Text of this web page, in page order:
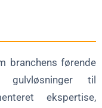
branchens førende
gulvløsninger til
ekspertise,